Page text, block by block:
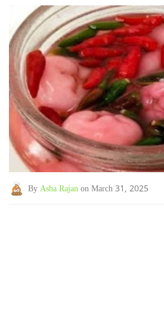
By Asha Rajan on March 31, 2025